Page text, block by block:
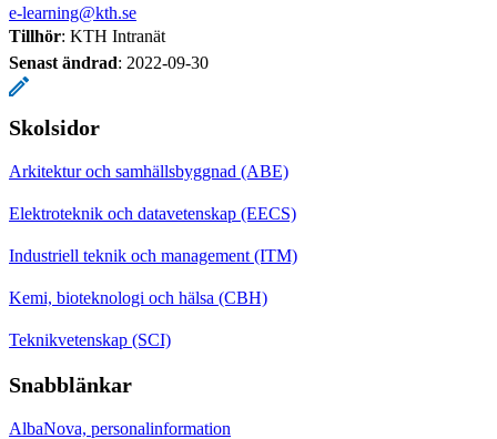
e-learning@kth.se
Tillhör: KTH Intranät
Senast ändrad: 2022-09-30
Skolsidor
Arkitektur och samhällsbyggnad (ABE)
Elektroteknik och datavetenskap (EECS)
Industriell teknik och management (ITM)
Kemi, bioteknologi och hälsa (CBH)
Teknikvetenskap (SCI)
Snabblänkar
AlbaNova, personalinformation